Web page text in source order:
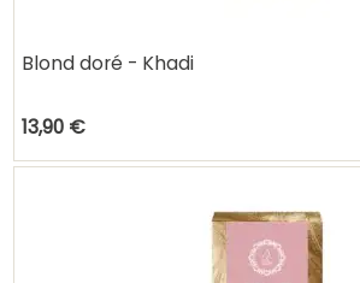
Blond doré - Khadi
13,90 €